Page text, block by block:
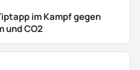
im Kampf gegen
und CO2